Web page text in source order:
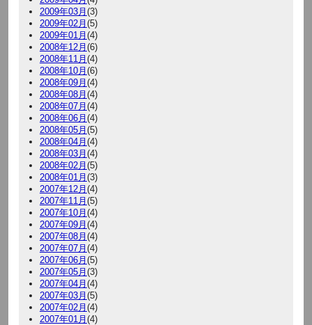
2009年03月 (3)
2009年02月 (5)
2009年01月 (4)
2008年12月 (6)
2008年11月 (4)
2008年10月 (6)
2008年09月 (4)
2008年08月 (4)
2008年07月 (4)
2008年06月 (4)
2008年05月 (5)
2008年04月 (4)
2008年03月 (4)
2008年02月 (5)
2008年01月 (3)
2007年12月 (4)
2007年11月 (5)
2007年10月 (4)
2007年09月 (4)
2007年08月 (4)
2007年07月 (4)
2007年06月 (5)
2007年05月 (3)
2007年04月 (4)
2007年03月 (5)
2007年02月 (4)
2007年01月 (4)